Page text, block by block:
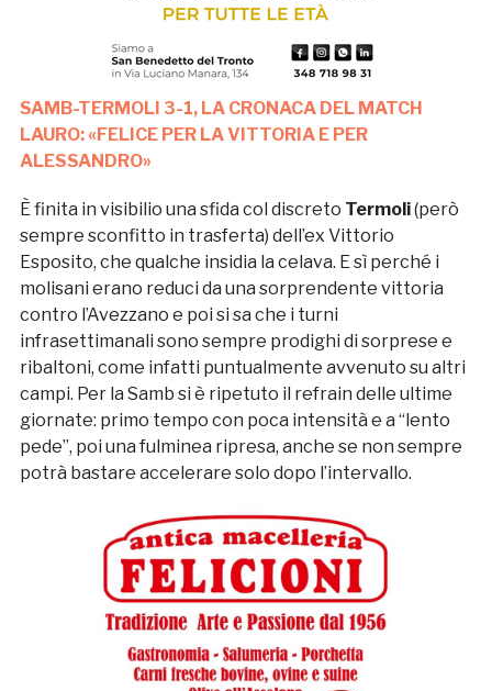
SAMB-TERMOLI 3-1, LA CRONACA DEL MATCH
LAURO: «FELICE PER LA VITTORIA E PER
ALESSANDRO»
È finita in visibilio una sfida col discreto Termoli(però
sempre sconfitto in trasferta) dell’ex Vittorio
Esposito, che qualche insidia la celava. E sì perché i
molisani erano reduci da una sorprendente vittoria
contro l’Avezzano e poi si sa che i turni
infrasettimanali sono sempre prodighi di sorprese e
ribaltoni, come infatti puntualmente avvenuto su altri
campi. Per la Samb si è ripetuto il refrain delle ultime
giornate: primo tempo con poca intensità e a “lento
pede”, poi una fulminea ripresa, anche se non sempre
potrà bastare accelerare solo dopo l’intervallo.